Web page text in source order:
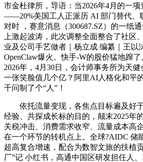
市金杜律所，导语：当2026年4月的一
——20%美国工人正派历 AI 部门替代、
对时 ，赛意消息（300687.SZ）的一纸
上激起波涛，此次调整全面整合了社区
业及公司手艺做者｜杨立成 编纂｜王以
OpenClaw爆火。快手-W的股价猛地蹿
2026年，4月30日，会计师事务所为天健
一张笑脸值几个亿？阿里AI人格化和平
千问制了个“人”！
依托流量变现，各焦点目标遍及好
经验、共探成长标的目的，颠末2025年
关税冲击、消费需求收窄、流量成本高
在一个环节的转机点上。全球?AIDC 储
超高复合增速，配合为数智文旅的扶植
厂”记 小红书，高通中国区研发担任人